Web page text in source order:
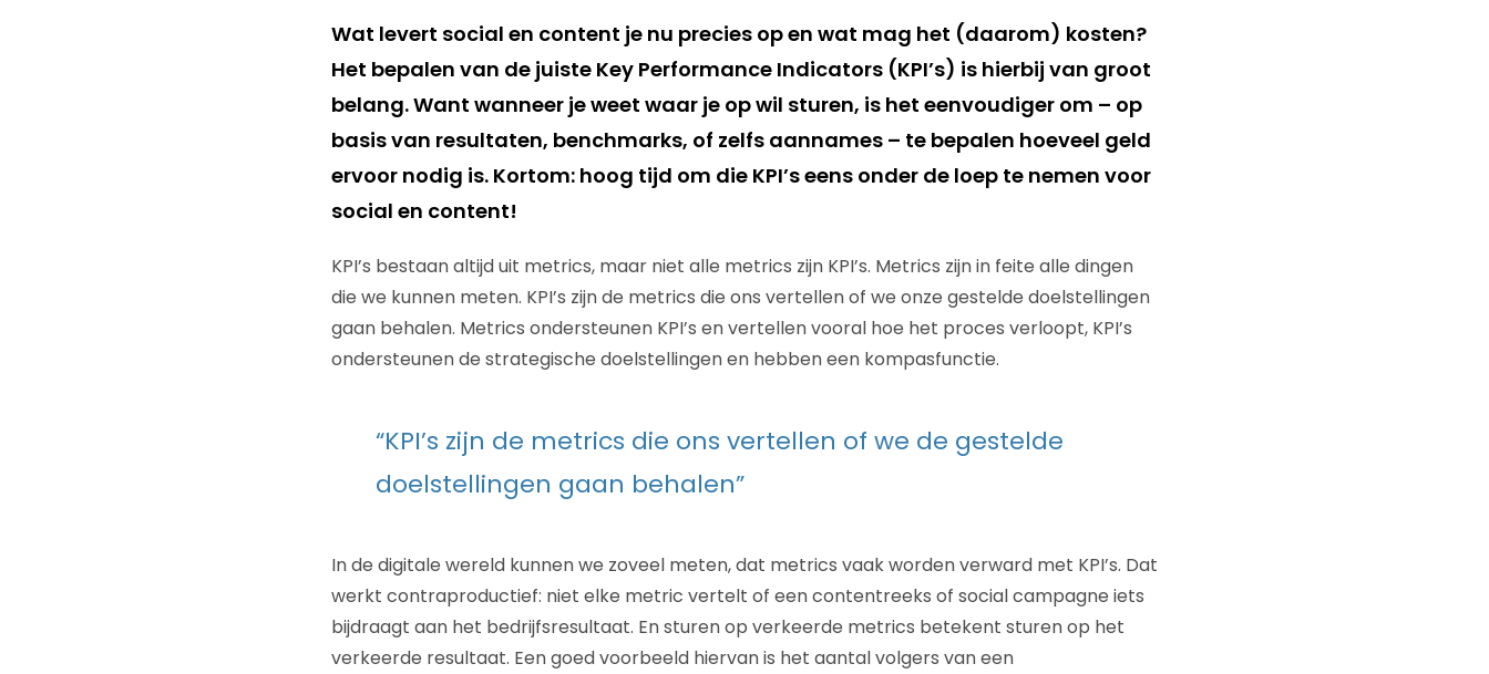
Wat levert social en content je nu precies op en wat mag het (daarom) kosten?
Het bepalen van de juiste Key Performance Indicators (KPI’s) is hierbij van groot
belang. Want wanneer je weet waar je op wil sturen, is het eenvoudiger om – op
basis van resultaten, benchmarks, of zelfs aannames – te bepalen hoeveel geld
ervoor nodig is. Kortom: hoog tijd om die KPI’s eens onder de loep te nemen voor
social en content!
KPI’s bestaan altijd uit metrics, maar niet alle metrics zijn KPI’s. Metrics zijn in feite alle dingen
die we kunnen meten. KPI’s zijn de metrics die ons vertellen of we onze gestelde doelstellingen
gaan behalen. Metrics ondersteunen KPI’s en vertellen vooral hoe het proces verloopt, KPI’s
ondersteunen de strategische doelstellingen en hebben een kompasfunctie.
“KPI’s zijn de metrics die ons vertellen of we de gestelde
doelstellingen gaan behalen”
In de digitale wereld kunnen we zoveel meten, dat metrics vaak worden verward met KPI’s. Dat
werkt contraproductief: niet elke metric vertelt of een contentreeks of social campagne iets
bijdraagt aan het bedrijfsresultaat. En sturen op verkeerde metrics betekent sturen op het
verkeerde resultaat. Een goed voorbeeld hiervan is het aantal volgers van een